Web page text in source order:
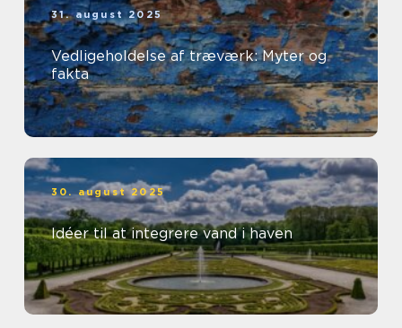
31. august 2025
Vedligeholdelse af træværk: Myter og
fakta
30. august 2025
Idéer til at integrere vand i haven